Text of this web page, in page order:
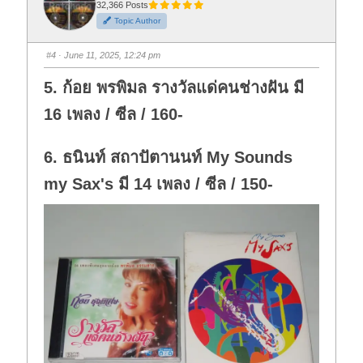
t
h
u
m
d
o
n
t
h
u
m
u
p
32,366 Posts
Topic Author
#4 · June 11, 2025, 12:24 pm
5. ก้อย พรพิมล รางวัลแด่คนช่างฝัน มี
16 เพลง / ซีล / 160-
6. ธนินท์ สถาปัตานนท์ My Sounds
my Sax's มี 14 เพลง / ซีล / 150-